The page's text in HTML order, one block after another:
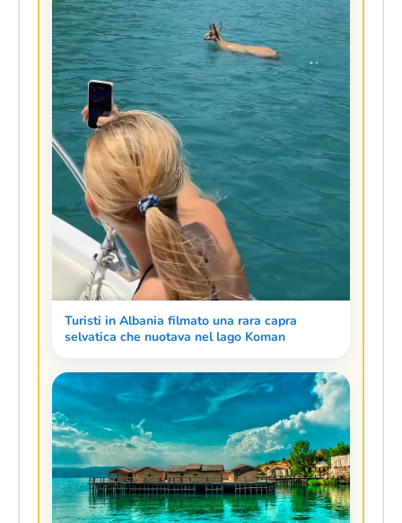
Turisti in Albania filmato una rara capra
selvatica che nuotava nel lago Koman